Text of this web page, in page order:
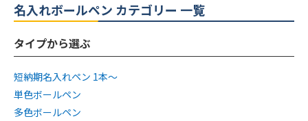
名入れボールペン カテゴリー 一覧
タイプから選ぶ
短納期名入れペン 1本〜
単色ボールペン
多色ボールペン